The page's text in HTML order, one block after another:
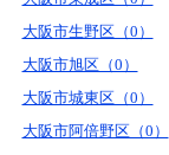
大阪市生野区（0）
大阪市旭区（0）
大阪市城東区（0）
大阪市阿倍野区（0）